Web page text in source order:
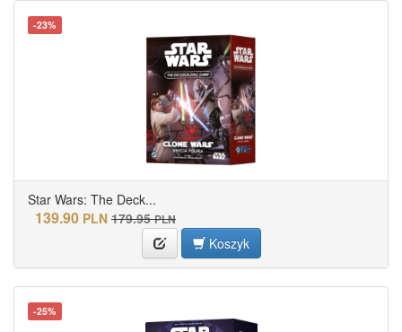
-23%
Star Wars: The Deck...
139.90 PLN 179.95 PLN
Koszyk
-25%